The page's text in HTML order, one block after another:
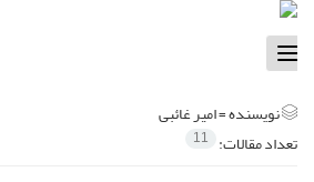
Toggle
navigation
نویسنده =امیر غائبی
تعداد مقالات: 11